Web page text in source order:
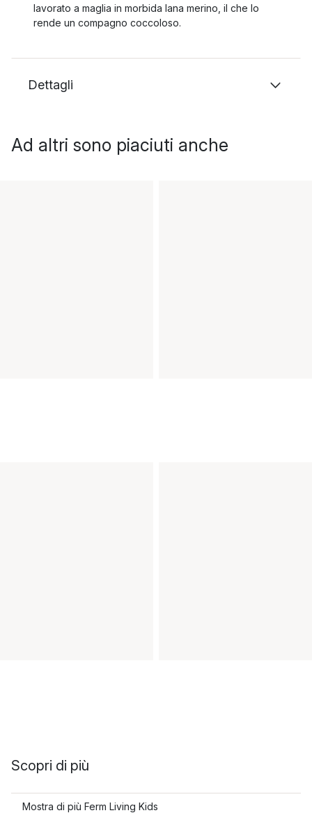
lavorato a maglia in morbida lana merino, il che lo
rende un compagno coccoloso.
Dettagli
Ad altri sono piaciuti anche
Scopri di più
Mostra di più Ferm Living Kids